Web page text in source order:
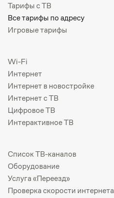
Тарифы с ТВ
Все тарифы по адресу
Игровые тарифы
Wi-Fi
Интернет
Интернет в новостройке
Интернет с ТВ
Цифровое ТВ
Интерактивное ТВ
Список ТВ-каналов
Оборудование
Услуга «Переезд»
Проверка скорости интернета